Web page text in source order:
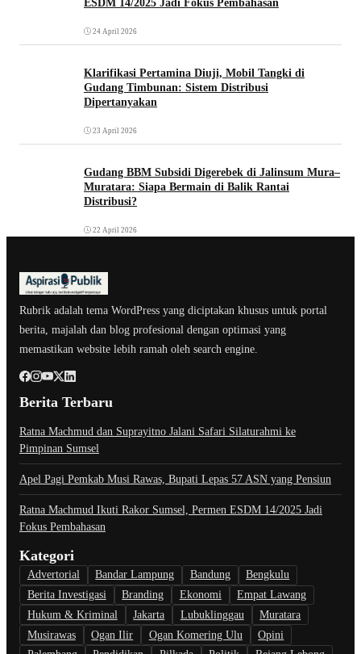
ESDM 14/2025 Jadi Fokus Pembahasan
24 April 2026
Klarifikasi Pertamina Diuji, Mobil Tangki di
Gudang Timbunan: Sistem Distribusi
Dipertanyakan
23 April 2026
Gudang BBM Subsidi Digerebek di Jalinsum Mura–
Muratara: Siapa Bermain di Balik Rantai
Distribusi?
22 April 2026
Rubrik adalah tema WordPress yang diciptakan khusus untuk portal
berita, majalah dan blog profesional dengan optimasi yang
memastikan website lebih ramah oleh search engine.
Berita Terbaru
Ratna Machmud dan Suprayitno Jalani Safari Silaturahmi ke
Pimpinan Sumsel
Apel Pagi Pemkab Musi Rawas, Bupati Lepas 57 ASN yang Pensiun
Ratna Machmud Ikuti Rakor Sumsel, Permen ESDM 14/2025 Jadi
Fokus Pembahasan
Kategori
Advertorial Bandar Lampung Bandung
Bengkulu
Berita Investigasi
Branding Ekonomi
Empat Lawang
Hukum & Kriminal
Jakarta Lubuklinggau
Muratara
Musirawas
Ogan Ilir Ogan Komering Ulu
Opini